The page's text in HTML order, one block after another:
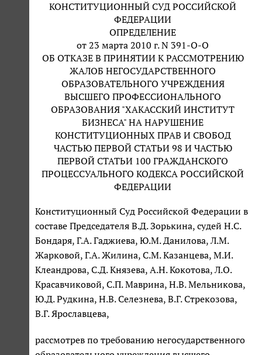
КОНСТИТУЦИОННЫЙ СУД РОССИЙСКОЙ
ФЕДЕРАЦИИ
ОПРЕДЕЛЕНИЕ
от 23 марта 2010 г. N 391-О-О
ОБ ОТКАЗЕ В ПРИНЯТИИ К РАССМОТРЕНИЮ
ЖАЛОБ НЕГОСУДАРСТВЕННОГО
ОБРАЗОВАТЕЛЬНОГО УЧРЕЖДЕНИЯ
ВЫСШЕГО ПРОФЕССИОНАЛЬНОГО
ОБРАЗОВАНИЯ "ХАКАССКИЙ ИНСТИТУТ
БИЗНЕСА" НА НАРУШЕНИЕ
КОНСТИТУЦИОННЫХ ПРАВ И СВОБОД
ЧАСТЬЮ ПЕРВОЙ СТАТЬИ 98 И ЧАСТЬЮ
ПЕРВОЙ СТАТЬИ 100 ГРАЖДАНСКОГО
ПРОЦЕССУАЛЬНОГО КОДЕКСА РОССИЙСКОЙ
ФЕДЕРАЦИИ
Конституционный Суд Российской Федерации в
составе Председателя В.Д. Зорькина, судей Н.С.
Бондаря, Г.А. Гаджиева, Ю.М. Данилова, Л.М.
Жарковой, Г.А. Жилина, С.М. Казанцева, М.И.
Клеандрова, С.Д. Князева, А.Н. Кокотова, Л.О.
Красавчиковой, С.П. Маврина, Н.В. Мельникова,
Ю.Д. Рудкина, Н.В. Селезнева, В.Г. Стрекозова,
В.Г. Ярославцева,
рассмотрев по требованию негосударственного